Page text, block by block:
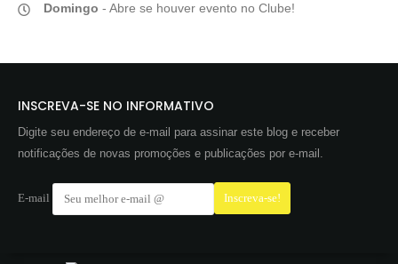
Domingo - Abre se houver evento no Clube!
INSCREVA-SE NO INFORMATIVO
Digite seu endereço de e-mail para assinar este blog e receber
notificações de novas promoções e publicações por e-mail.
E-mail